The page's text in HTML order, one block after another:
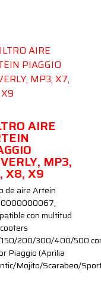
AIRE
MP3,
X8, X9
de aire Artein
con multitud
200/300/400/500
Piaggio (Aprilia
Mojito/Scarabeo/